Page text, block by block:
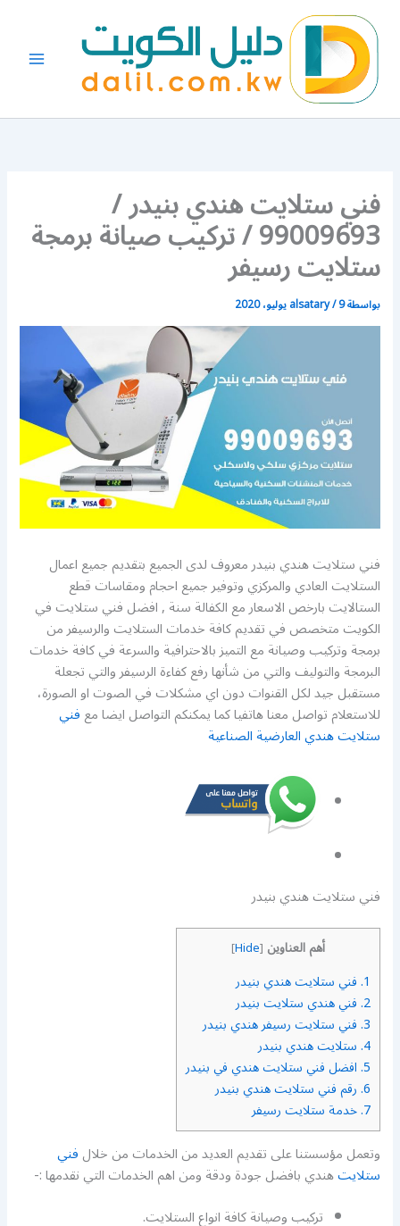
المحتوى
فني ستلايت هندي بنيدر /
99009693 / تركيب صيانة برمجة
ستلايت رسيفر
بواسطة alsatary/9 يوليو، 2020
فني ستلايت هندي بنيدر معروف لدى الجميع بتقديم جميع اعمال
الستلايت العادي والمركزي وتوفير جميع احجام ومقاسات قطع
الستالايت بارخص الاسعار مع الكفالة سنة , افضل فني ستلايت في
الكويت متخصص في تقديم كافة خدمات الستلايت والرسيفر من
برمجة وتركيب وصيانة مع التميز بالاحترافية والسرعة في كافة خدمات
البرمجة والتوليف والتي من شأنها رفع كفاءة الرسيفر والتي تجعلة
مستقبل جيد لكل القنوات دون اي مشكلات في الصوت او الصورة،
للاستعلام تواصل معنا هاتفيا كما يمكنكم التواصل ايضا معفني
ستلايت هندي العارضية الصناعية
فني ستلايت هندي بنيدر
أهم العناوين [
Hide
]
1. فني ستلايت هندي بنيدر
2. فني هندي ستلايت بنيدر
3. فني ستلايت رسيفر هندي بنيدر
4. ستلايت هندي بنيدر
5. افضل فني ستلايت هندي في بنيدر
6. رقم فني ستلايت هندي بنيدر
7. خدمة ستلايت رسيفر
وتعمل مؤسستنا على تقديم العديد من الخدمات من خلالفني
ستلايتهندي بافضل جودة ودقة ومن اهم الخدمات التي نقدمها :-
تركيب وصيانة كافة انواع الستلايت.